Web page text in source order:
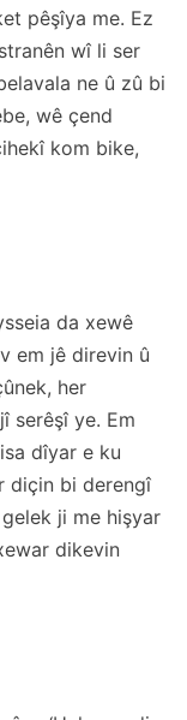
pêşîya me. Ez
wî li ser
ne û zû bi
wê çend
kom bike,
da xewê
em jê direvin û
her
serêşî ye. Em
dîyar e ku
diçin bi derengî
ji me hişyar
dikevin